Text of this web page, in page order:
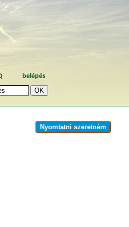
belépés
Nyomtatni szeretném